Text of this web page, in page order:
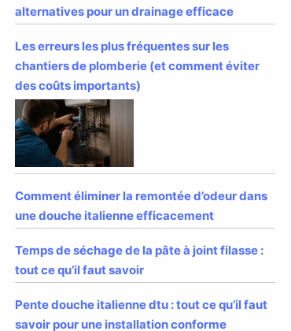
alternatives pour un drainage efficace
Les erreurs les plus fréquentes sur les
chantiers de plomberie (et comment éviter
des coûts importants)
Comment éliminer la remontée d’odeur dans
une douche italienne efficacement
Temps de séchage de la pâte à joint filasse :
tout ce qu’il faut savoir
Pente douche italienne dtu : tout ce qu’il faut
savoir pour une installation conforme